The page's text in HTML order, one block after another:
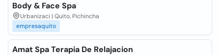
Body & Face Spa
Urbanizaci | Quito, Pichincha
empresaquito
Amat Spa Terapia De Relajacion